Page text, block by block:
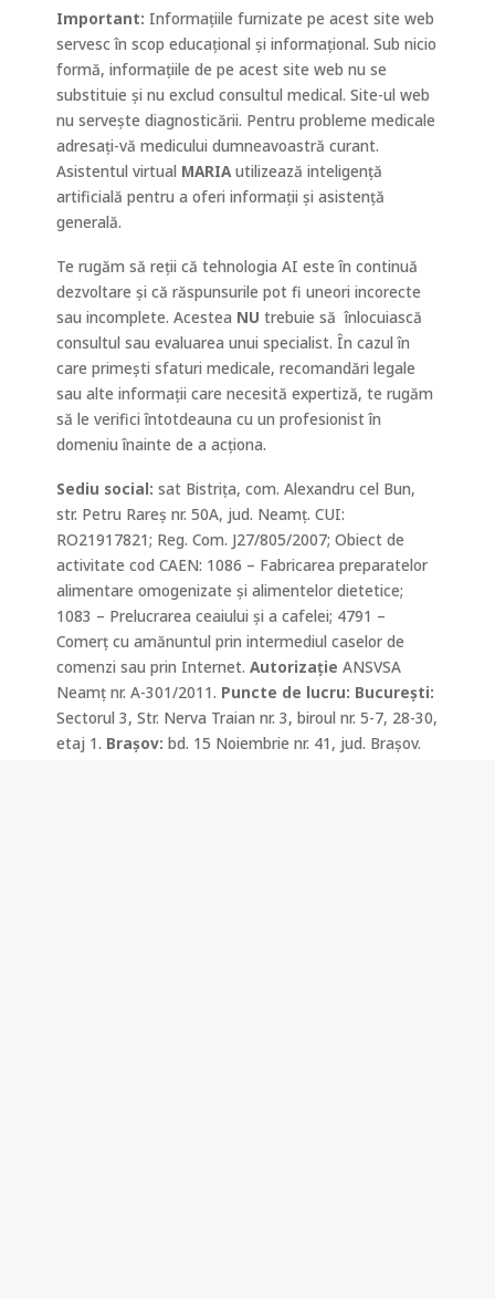
Important: Informațiile furnizate pe acest site web
servesc în scop educațional și informațional. Sub nicio
formă, informațiile de pe acest site web nu se
substituie și nu exclud consultul medical. Site-ul web
nu servește diagnosticării. Pentru probleme medicale
adresați-vă medicului dumneavoastră curant.
Asistentul virtual MARIA utilizează inteligență
artificială pentru a oferi informații și asistență
generală.
Te rugăm să reții că tehnologia AI este în continuă
dezvoltare și că răspunsurile pot fi uneori incorecte
sau incomplete. Acestea NU trebuie să înlocuiască
consultul sau evaluarea unui specialist. În cazul în
care primești sfaturi medicale, recomandări legale
sau alte informații care necesită expertiză, te rugăm
să le verifici întotdeauna cu un profesionist în
domeniu înainte de a acționa.
Sediu social: sat Bistrița, com. Alexandru cel Bun,
str. Petru Rareș nr. 50A, jud. Neamț. CUI:
RO21917821; Reg. Com. J27/805/2007; Obiect de
activitate cod CAEN: 1086 – Fabricarea preparatelor
alimentare omogenizate și alimentelor dietetice;
1083 – Prelucrarea ceaiului și a cafelei; 4791 –
Comerţ cu amănuntul prin intermediul caselor de
comenzi sau prin Internet. Autorizație ANSVSA
Neamț nr. A-301/2011. Puncte de lucru: Bucureşti:
Sectorul 3, Str. Nerva Traian nr. 3, biroul nr. 5-7, 28-30,
etaj 1. Braşov: bd. 15 Noiembrie nr. 41, jud. Braşov.